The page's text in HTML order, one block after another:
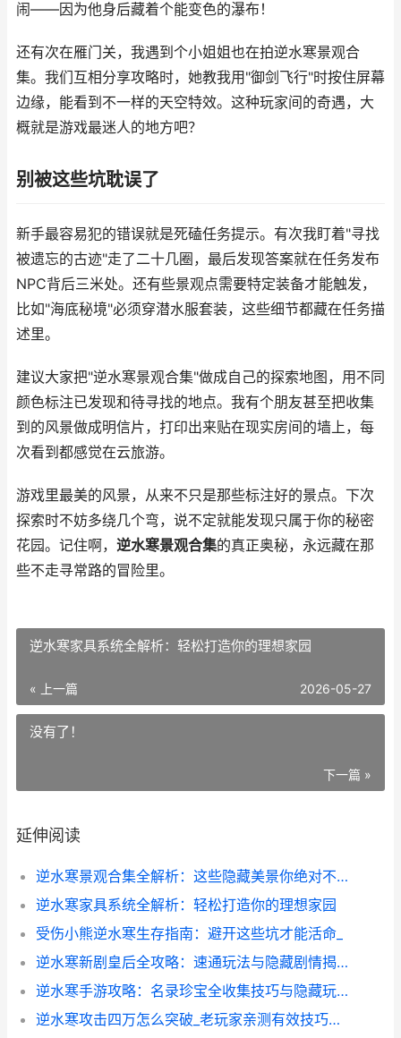
闹——因为他身后藏着个能变色的瀑布！
还有次在雁门关，我遇到个小姐姐也在拍逆水寒景观合
集。我们互相分享攻略时，她教我用"御剑飞行"时按住屏幕
边缘，能看到不一样的天空特效。这种玩家间的奇遇，大
概就是游戏最迷人的地方吧？
别被这些坑耽误了
新手最容易犯的错误就是死磕任务提示。有次我盯着"寻找
被遗忘的古迹"走了二十几圈，最后发现答案就在任务发布
NPC背后三米处。还有些景观点需要特定装备才能触发，
比如"海底秘境"必须穿潜水服套装，这些细节都藏在任务描
述里。
建议大家把"逆水寒景观合集"做成自己的探索地图，用不同
颜色标注已发现和待寻找的地点。我有个朋友甚至把收集
到的风景做成明信片，打印出来贴在现实房间的墙上，每
次看到都感觉在云旅游。
游戏里最美的风景，从来不只是那些标注好的景点。下次
探索时不妨多绕几个弯，说不定就能发现只属于你的秘密
花园。记住啊， 逆水寒景观合集的真正奥秘，永远藏在那
些不走寻常路的冒险里。
逆水寒家具系统全解析：轻松打造你的理想家园
« 上一篇 2026-05-27
没有了！
下一篇 »
延伸阅读
逆水寒景观合集全解析：这些隐藏美景你绝对不能错过_
逆水寒家具系统全解析：轻松打造你的理想家园
受伤小熊逆水寒生存指南：避开这些坑才能活命_
逆水寒新剧皇后全攻略：速通玩法与隐藏剧情揭秘
逆水寒手游攻略：名录珍宝全收集技巧与隐藏玩法揭秘
逆水寒攻击四万怎么突破_老玩家亲测有效技巧分享